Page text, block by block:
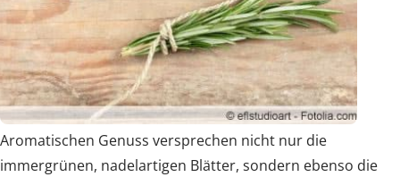
Aromatischen Genuss versprechen nicht nur die
immergrünen, nadelartigen Blätter, sondern ebenso die